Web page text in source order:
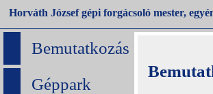
Horváth József gépi forgácsoló mester,
Bemutatkozás
Géppark